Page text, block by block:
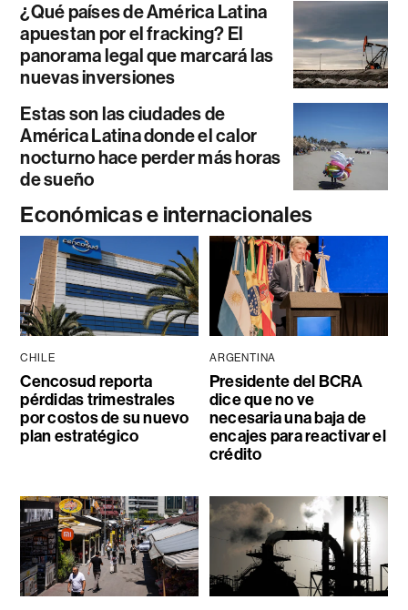
¿Qué países de América Latina
apuestan por el fracking? El
panorama legal que marcará las
nuevas inversiones
Estas son las ciudades de
América Latina donde el calor
nocturno hace perder más horas
de sueño
Económicas e internacionales
CHILE
Cencosud reporta
pérdidas trimestrales
por costos de su nuevo
plan estratégico
ARGENTINA
Presidente del BCRA
dice que no ve
necesaria una baja de
encajes para reactivar el
crédito